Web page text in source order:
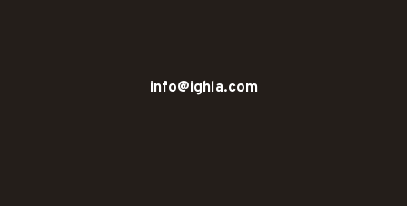
info@ighla.com